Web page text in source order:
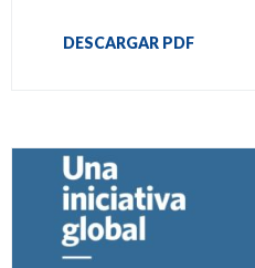
DESCARGAR PDF